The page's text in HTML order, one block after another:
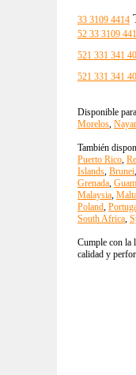
33 3109 4414
52 33 3109
521 331 341
521 331 341
Disponible
Morelos,
También
Puerto Rico,
Islands, Brunei,
Grenada, Guam
Malaysia,
Poland,
South Africa,
Cumple con la
calidad y